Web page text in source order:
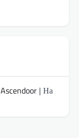
Ascendoor | На